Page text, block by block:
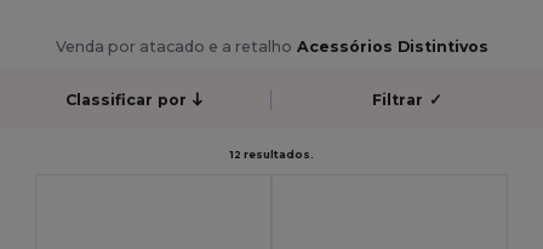
Venda por atacado e a retalho Acessórios Distintivos
Classificar por Filtrar ✓
12 resultados.